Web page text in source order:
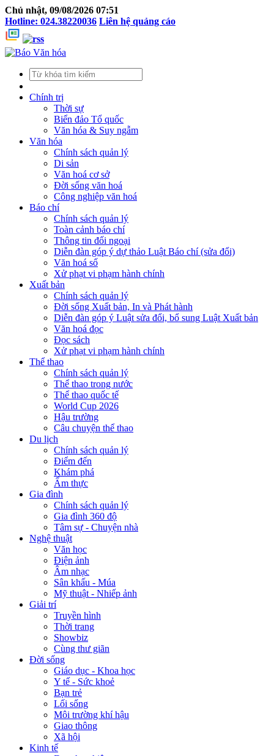
Chủ nhật, 09/08/2026 07:51
Hotline: 024.38220036 Liên hệ quảng cáo
Chính trị
Thời sự
Biển đảo Tổ quốc
Văn hóa & Suy ngẫm
Văn hóa
Chính sách quản lý
Di sản
Văn hoá cơ sở
Đời sống văn hoá
Công nghiệp văn hoá
Báo chí
Chính sách quản lý
Toàn cảnh báo chí
Thông tin đối ngoại
Diễn đàn góp ý dự thảo Luật Báo chí (sửa đổi)
Văn hoá số
Xử phạt vi phạm hành chính
Xuất bản
Chính sách quản lý
Đời sống Xuất bản, In và Phát hành
Diễn đàn góp ý Luật sửa đổi, bổ sung Luật Xuất bản
Văn hoá đọc
Đọc sách
Xử phạt vi phạm hành chính
Thể thao
Chính sách quản lý
Thể thao trong nước
Thể thao quốc tế
World Cup 2026
Hậu trường
Câu chuyện thể thao
Du lịch
Chính sách quản lý
Điểm đến
Khám phá
Ẩm thực
Gia đình
Chính sách quản lý
Gia đình 360 độ
Tâm sự - Chuyện nhà
Nghệ thuật
Văn học
Điện ảnh
Âm nhạc
Sân khấu - Múa
Mỹ thuật - Nhiếp ảnh
Giải trí
Truyền hình
Thời trang
Showbiz
Cùng thư giãn
Đời sống
Giáo dục - Khoa học
Y tế - Sức khoẻ
Bạn trẻ
Lối sống
Môi trường khí hậu
Giao thông
Xã hội
Kinh tế